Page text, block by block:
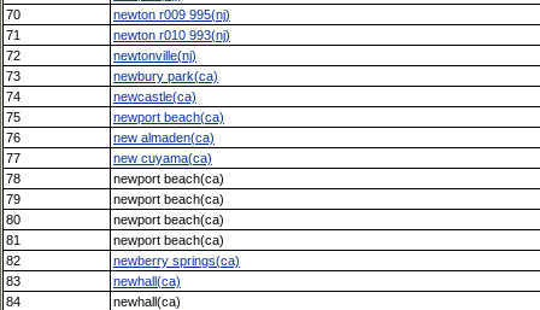
70
newton r009 995(nj)
71
newton r010 993(nj)
72
newtonville(nj)
73
newbury park(ca)
74
newcastle(ca)
75
newport beach(ca)
76
new almaden(ca)
77
new cuyama(ca)
78
newport beach(ca)
79
newport beach(ca)
80
newport beach(ca)
81
newport beach(ca)
82
newberry springs(ca)
83
newhall(ca)
84
newhall(ca)